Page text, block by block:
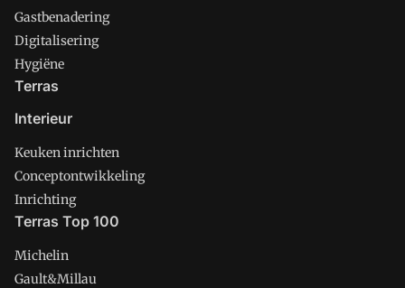
Gastbenadering
Digitalisering
Hygiëne
Terras
Interieur
Keuken inrichten
Conceptontwikkeling
Inrichting
Terras Top 100
Michelin
Gault&Millau